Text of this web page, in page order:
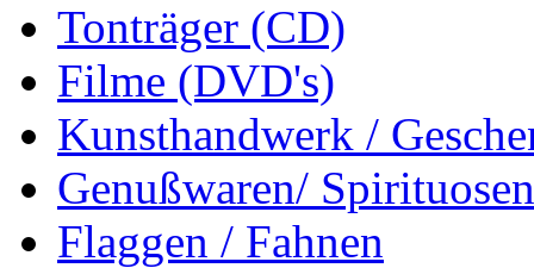
Tonträger (CD)
Filme (DVD's)
Kunsthandwerk /
Genußwaren/ Spirituosen
Flaggen / Fahnen